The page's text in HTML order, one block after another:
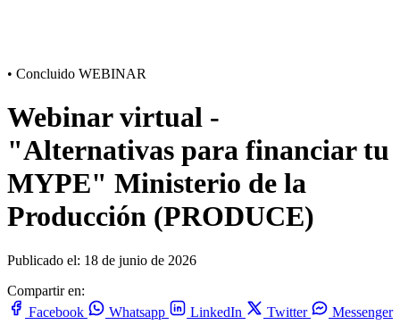
• Concluido WEBINAR
Webinar virtual -
"Alternativas para financiar tu
MYPE" Ministerio de la
Producción (PRODUCE)
Publicado el: 18 de junio de 2026
Compartir en:
Facebook
Whatsapp LinkedIn Twitter
Messenger